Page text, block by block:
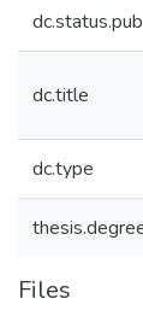
dc.status.pub
dc.title
dc.type
Files